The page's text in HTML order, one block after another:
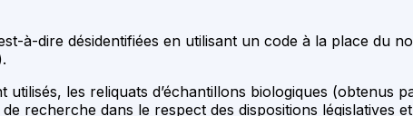
à-dire désidentifiées en utilisant un code à la place du
les reliquats d’échantillons biologiques (obtenus
recherche dans le respect des dispositions législatives